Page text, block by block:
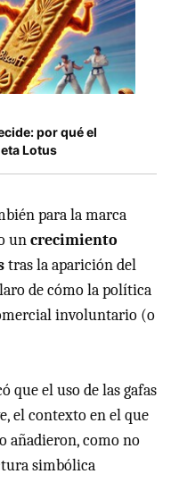
por qué el
Lotus
para la marca
uncrecimiento
tras la aparición del
de cómo la política
involuntario (o
que el uso de las gafas
el contexto en el que
añadieron, como no
simbólica